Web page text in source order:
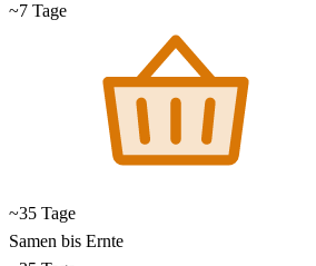
~7 Tage
~35 Tage
Samen bis Ernte